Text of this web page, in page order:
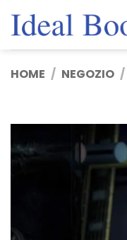
HOME / NEGOZIO /